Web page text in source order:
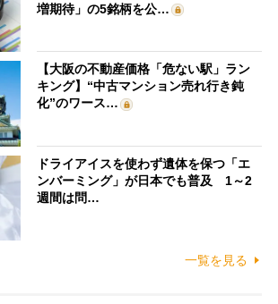
増期待」の5銘柄を公…
【大阪の不動産価格「危ない駅」ラン
キング】“中古マンション売れ行き鈍
化”のワース…
ドライアイスを使わず遺体を保つ「エ
ンバーミング」が日本でも普及 1～2
週間は問…
一覧を見る